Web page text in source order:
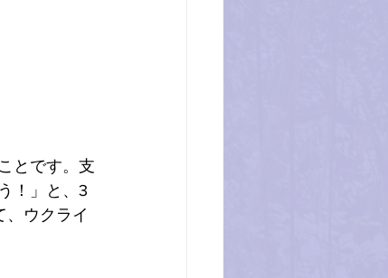
とです。支
！」と、3
、ウクライ